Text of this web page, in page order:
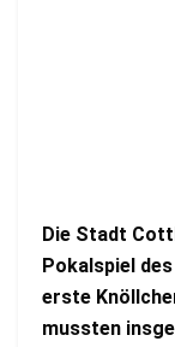
Die Stadt
Pokalspiel
erste
mussten